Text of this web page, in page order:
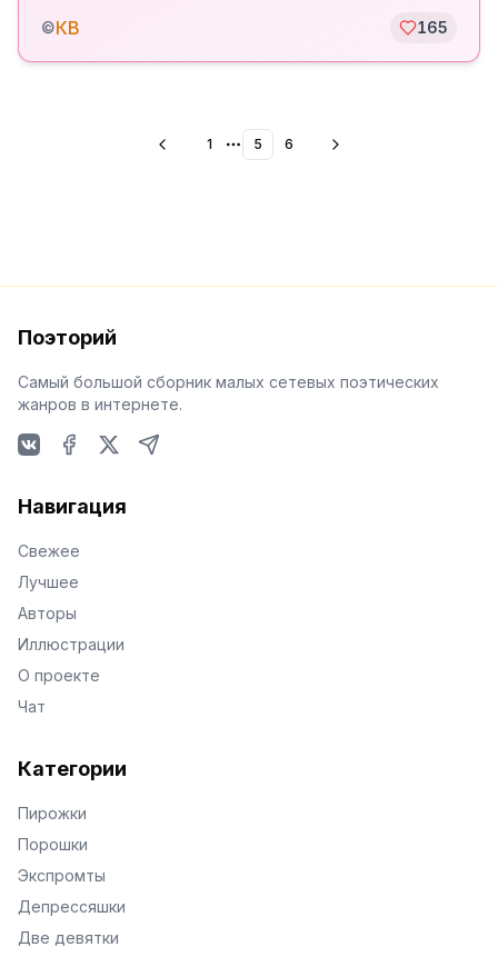
©КВ 165
1 More pages
5 6
Поэторий
Самый большой сборник малых сетевых поэтических
жанров в интернете.
Навигация
Свежее
Лучшее
Авторы
Иллюстрации
О проекте
Чат
Категории
Пирожки
Порошки
Экспромты
Депрессяшки
Две девятки